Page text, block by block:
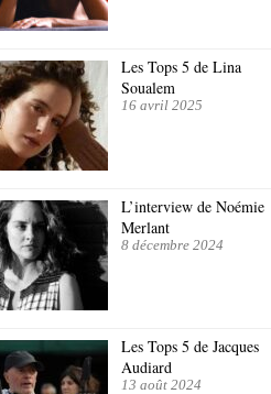
Les Tops 5 de Lina
Soualem
16 avril 2025
L’interview de Noémie
Merlant
8 décembre 2024
Les Tops 5 de Jacques
Audiard
13 août 2024